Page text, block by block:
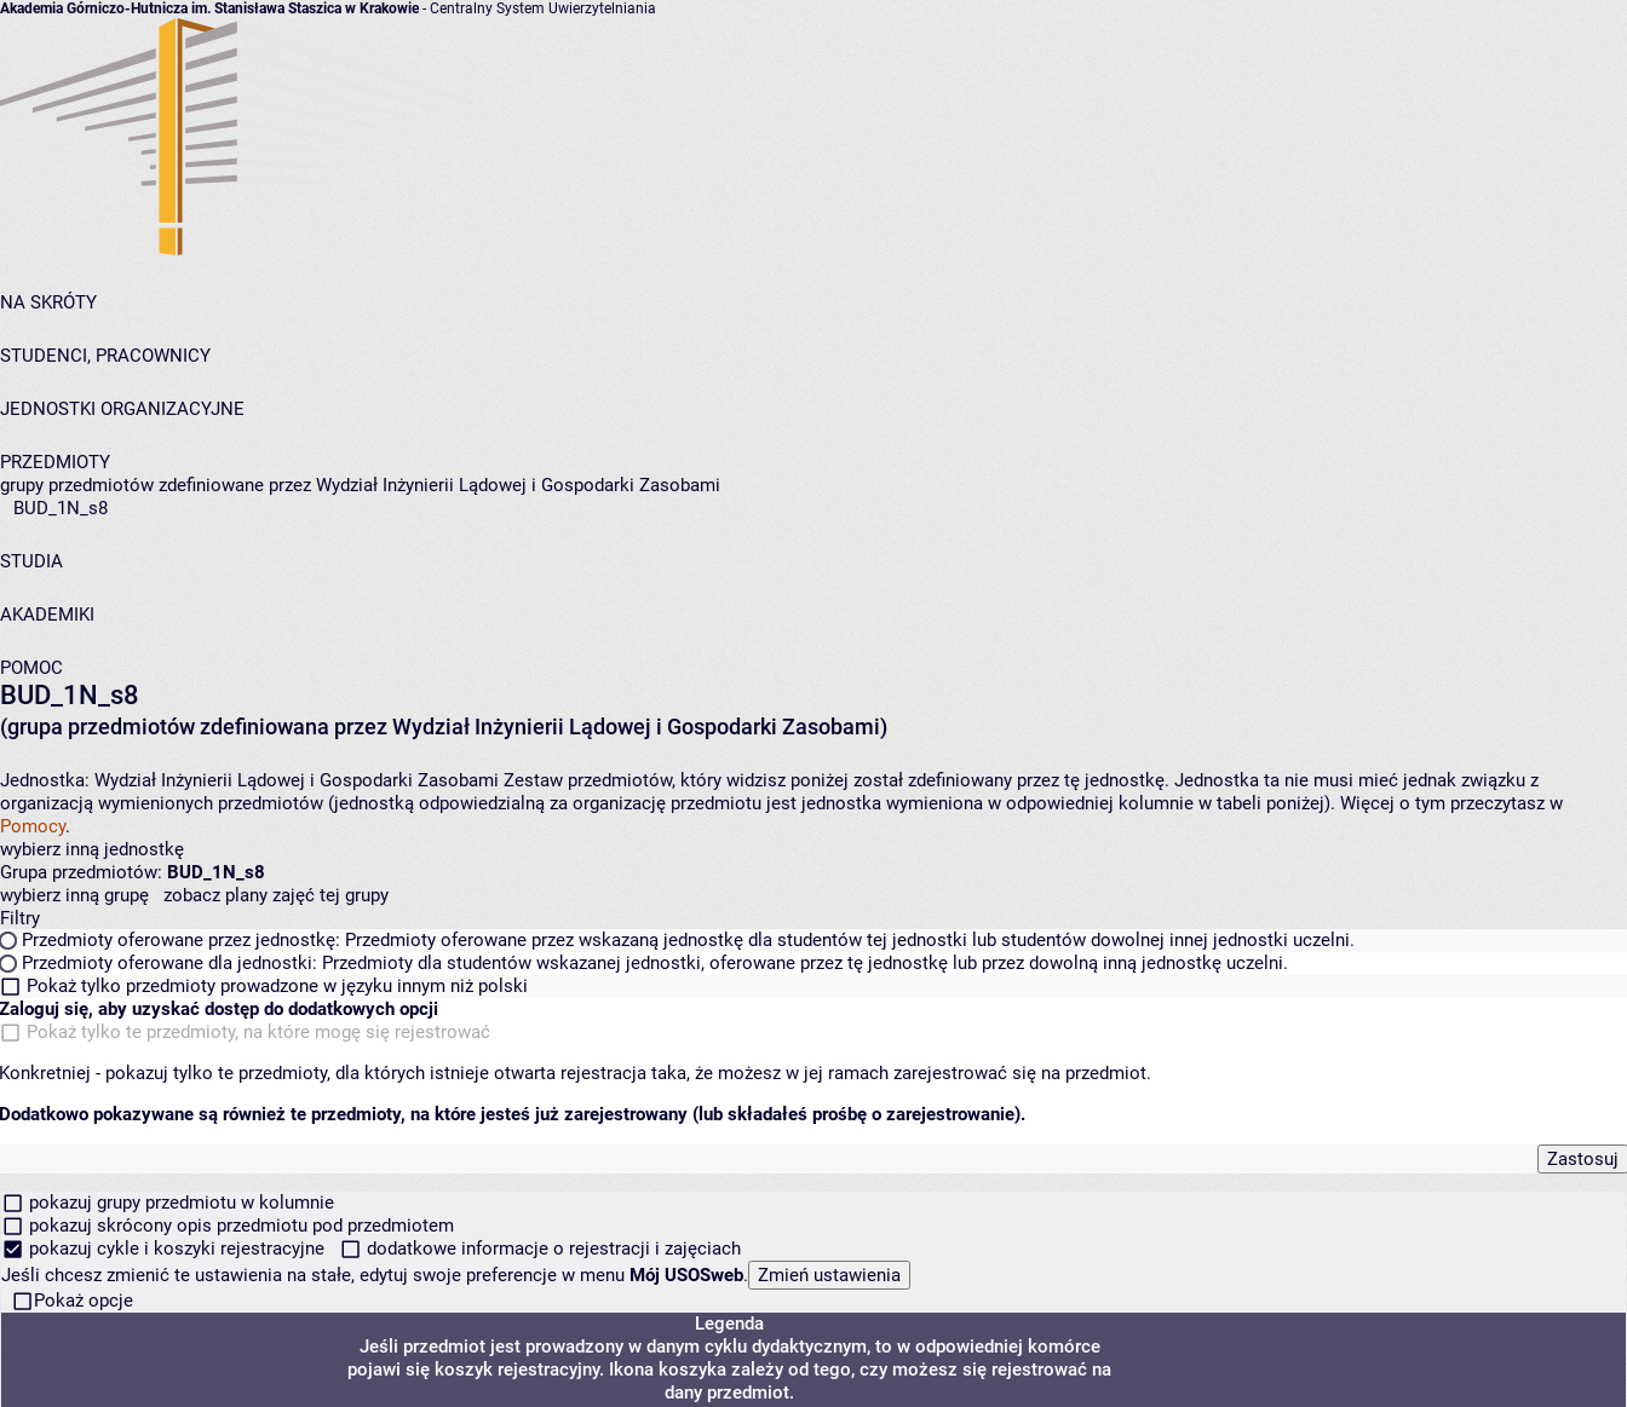
Akademia Górniczo-Hutnicza im. Stanisława Staszica w Krakowie- Centralny System Uwierzytelniania
NA SKRÓTY
STUDENCI, PRACOWNICY
JEDNOSTKI ORGANIZACYJNE
PRZEDMIOTY
grupy przedmiotów zdefiniowane przez Wydział Inżynierii Lądowej i Gospodarki Zasobami
BUD_1N_s8
STUDIA
AKADEMIKI
POMOC
BUD_1N_s8
(grupa przedmiotów zdefiniowana przez Wydział Inżynierii Lądowej i Gospodarki Zasobami)
Jednostka: Wydział Inżynierii Lądowej i Gospodarki Zasobami Zestaw przedmiotów, który widzisz poniżej został zdefiniowany przez tę jednostkę. Jednostka ta nie musi mieć jednak związku z
organizacją wymienionych przedmiotów (jednostką odpowiedzialną za organizację przedmiotu jest jednostka wymieniona w odpowiedniej kolumnie w tabeli poniżej). Więcej o tym przeczytasz w
Pomocy.
wybierz inną jednostkę
Grupa przedmiotów: BUD_1N_s8
wybierz inną grupę
zobacz plany zajęć tej grupy
Filtry
Przedmioty oferowane przez jednostkę: Przedmioty oferowane przez wskazaną jednostkę dla studentów tej jednostki lub studentów dowolnej innej jednostki uczelni.
Przedmioty oferowane dla jednostki: Przedmioty dla studentów wskazanej jednostki, oferowane przez tę jednostkę lub przez dowolną inną jednostkę uczelni.
Pokaż tylko przedmioty prowadzone w języku innym niż polski
Zaloguj się, aby uzyskać dostęp do dodatkowych opcji
Pokaż tylko te przedmioty, na które mogę się rejestrować
Konkretniej - pokazuj tylko te przedmioty, dla których istnieje otwarta rejestracja taka, że możesz w jej ramach zarejestrować się na przedmiot.
Dodatkowo pokazywane są również te przedmioty, na które jesteś już zarejestrowany (lub składałeś prośbę o zarejestrowanie).
pokazuj grupy przedmiotu w kolumnie
pokazuj skrócony opis przedmiotu pod przedmiotem
pokazuj cykle i koszyki rejestracyjne
dodatkowe informacje o rejestracji i zajęciach
Jeśli chcesz zmienić te ustawienia na stałe, edytuj swoje preferencje w menu Mój USOSweb.
Pokaż opcje
Legenda
Jeśli przedmiot jest prowadzony w danym cyklu dydaktycznym, to w odpowiedniej komórce
pojawi się koszyk rejestracyjny. Ikona koszyka zależy od tego, czy możesz się rejestrować na
dany przedmiot.